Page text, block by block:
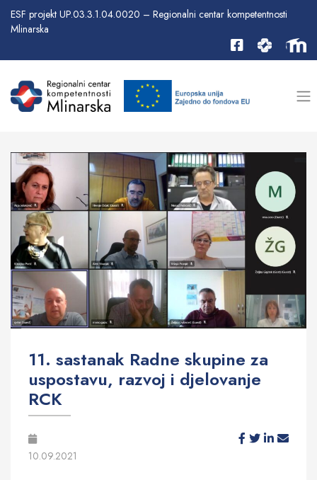
ESF projekt UP.03.3.1.04.0020 – Regionalni centar kompetentnosti
Mlinarska
11. sastanak Radne skupine za
uspostavu, razvoj i djelovanje
RCK
10.09.2021